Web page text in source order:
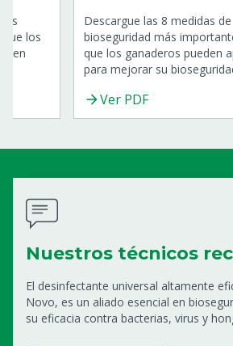
los
Descargue las 8 medidas de
bioseguridad más
que los ganaderos pueden
para mejorar su
enfermedades en sus
explotaciones.
Ver PDF
Nuestros técnicos
El desinfectante universal altamente
Novo, es un aliado esencial en
su eficacia contra bacterias, virus y